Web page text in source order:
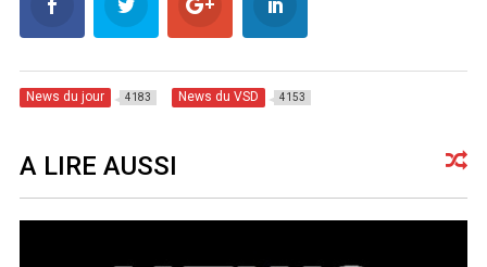
News du jour 4183 News du VSD 4153
A LIRE AUSSI